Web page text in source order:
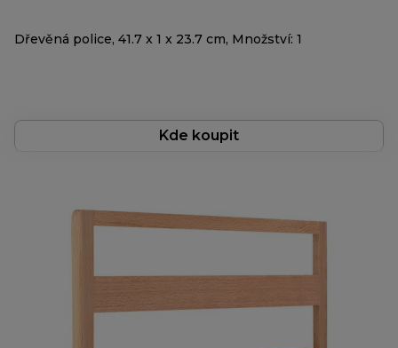
Dřevěná police, 41.7 x 1 x 23.7 cm, Množství: 1
Kde koupit